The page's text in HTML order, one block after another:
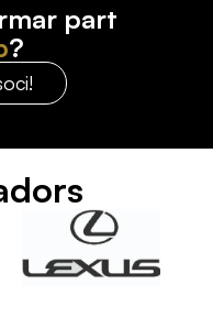
part
?